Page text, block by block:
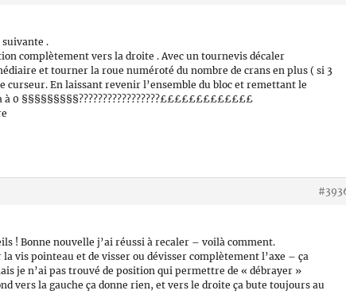
suivante .
complètement vers la droite . Avec un tournevis décaler
et tourner la roue numéroté du nombre de crans en plus ( si 3
curseur. En laissant revenir l’ensemble du bloc et remettant le
0 §§§§§§§§§?????????????????£££££££££££££
! Bonne nouvelle j’ai réussi à recaler – voilà comment.
la vis pointeau et de visser ou dévisser complètement l’axe – ça
je n’ai pas trouvé de position qui permettre de « débrayer »
vers la gauche ça donne rien, et vers le droite ça bute toujours au